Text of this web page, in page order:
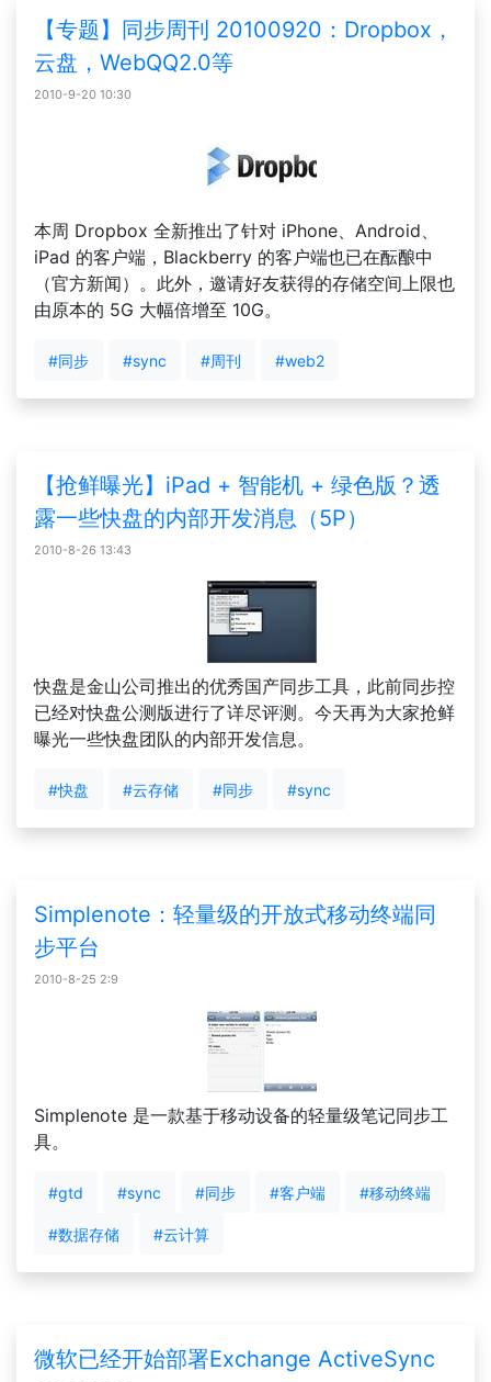
【专题】同步周刊 20100920：Dropbox，
云盘，WebQQ2.0等
2010-9-20 10:30
本周 Dropbox 全新推出了针对 iPhone、Android、
iPad 的客户端，Blackberry 的客户端也已在酝酿中
（官方新闻）。此外，邀请好友获得的存储空间上限也
由原本的 5G 大幅倍增至 10G。
#同步 #sync #周刊 #web2
【抢鲜曝光】iPad + 智能机 + 绿色版？透
露一些快盘的内部开发消息（5P）
2010-8-26 13:43
快盘是金山公司推出的优秀国产同步工具，此前同步控
已经对快盘公测版进行了详尽评测。今天再为大家抢鲜
曝光一些快盘团队的内部开发信息。
#快盘 #云存储 #同步 #sync
Simplenote：轻量级的开放式移动终端同
步平台
2010-8-25 2:9
Simplenote 是一款基于移动设备的轻量级笔记同步工
具。
#gtd #sync #同步 #客户端 #移动终端
#数据存储 #云计算
微软已经开始部署Exchange ActiveSync